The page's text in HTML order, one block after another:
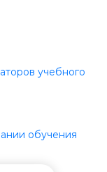
учебного
обучения